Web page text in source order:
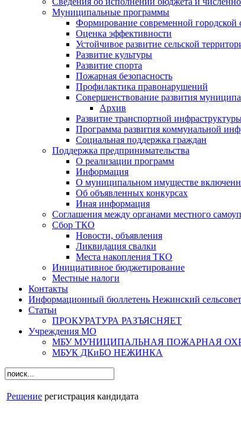
Муниципальные программы
Формирование современной городской
Оценка эффективности
Устойчивое развитие сельской
Развитие культуры
Развитие спорта
Пожарная безопасность
Профилактика правонарушений
Совершенствование развития
Архив
Развитие транспортной
Программа развития коммунальной
Социальная поддержка граждан
Поддержка предпринимательства
О реализации программ
Информация
О муниципальном имуществе
Об объявленных конкурсах
Иная информация
Соглашения между органами местного
Сбор ТКО
Новости, объявления
Ликвидация свалки
Места накопления ТКО
Инициативное бюджетирование
Местные налоги
Контакты
Информационный бюллетень Нежинский сельсовет
Статьи
ПРОКУРАТУРА РАЗЪЯСНЯЕТ
Учреждения МО
МБУ МУНИЦИПАЛЬНАЯ ПОЖАРНАЯ
МБУК ДКиБО НЕЖИНКА
Решение регистрация кандидата